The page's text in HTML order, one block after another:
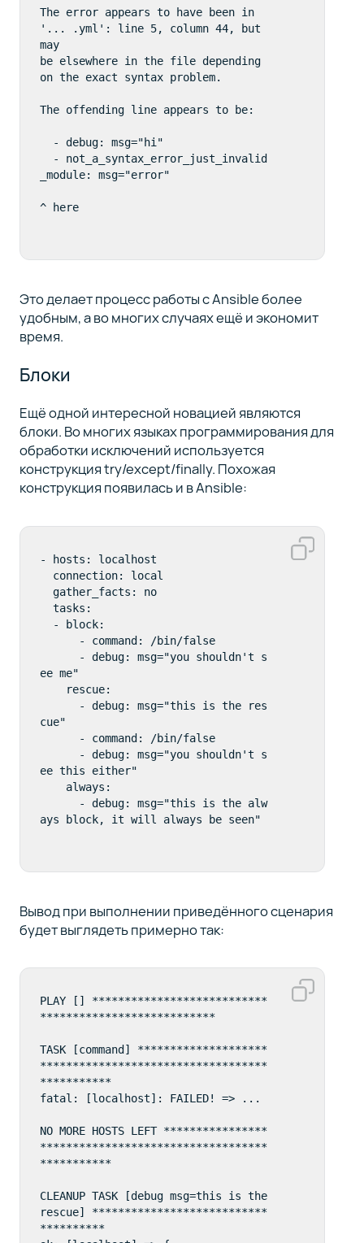
The error appears to have been in
'... .yml': line 5, column 44, but
may
be elsewhere in the file depending
on the exact syntax problem.
The offending line appears to be:
_module: msg="error"
^ here
Это делает процесс работы с Ansible более
удобным, а во многих случаях ещё и экономит
время.
Блоки
Ещё одной интересной новацией являются
блоки. Во многих языках программирования для
обработки исключений используется
конструкция try/except/finally. Похожая
конструкция появилась и в Ansible:
- hosts: localhost
ee me"
cue"
ee this either"
Вывод при выполнении приведённого сценария
будет выглядеть примерно так:
PLAY [] ***************************
***************************
TASK [command] ********************
***********************************
***********
fatal: [localhost]: FAILED! => ...
NO MORE HOSTS LEFT ****************
***********************************
***********
CLEANUP TASK [debug msg=this is the
rescue] ***************************
**********